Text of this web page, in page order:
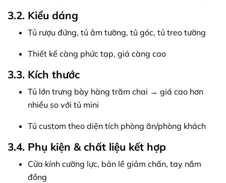
3.2. Kiểu dáng
Tủ rượu đứng, tủ âm tường, tủ góc, tủ treo tường
Thiết kế càng phức tạp, giá càng cao
3.3. Kích thước
Tủ lớn trưng bày hàng trăm chai → giá cao hơn
nhiều so với tủ mini
Tủ custom theo diện tích phòng ăn/phòng khách
3.4. Phụ kiện & chất liệu kết hợp
Cửa kính cường lực, bản lề giảm chấn, tay nắm
đồng